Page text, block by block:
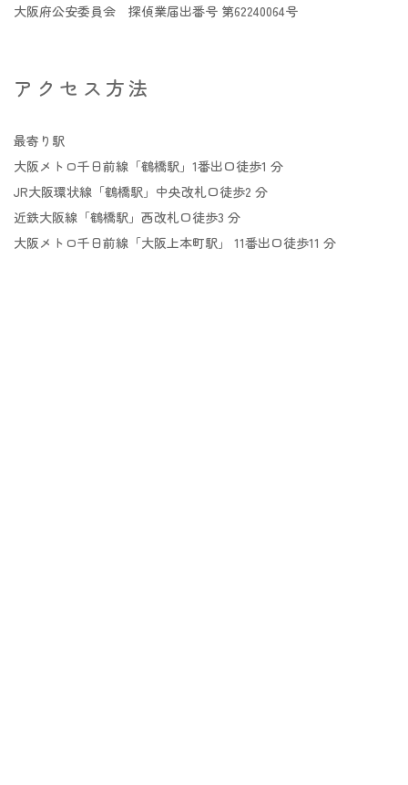
大阪府公安委員会 探偵業届出番号 第62240064号
アクセス方法
最寄り駅
大阪メトロ千日前線「鶴橋駅」1番出口徒歩1 分
JR大阪環状線「鶴橋駅」中央改札口徒歩2 分
近鉄大阪線「鶴橋駅」西改札口徒歩3 分
大阪メトロ千日前線「大阪上本町駅」 11番出口徒歩11 分